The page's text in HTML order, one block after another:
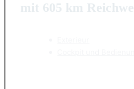
mit 605 km